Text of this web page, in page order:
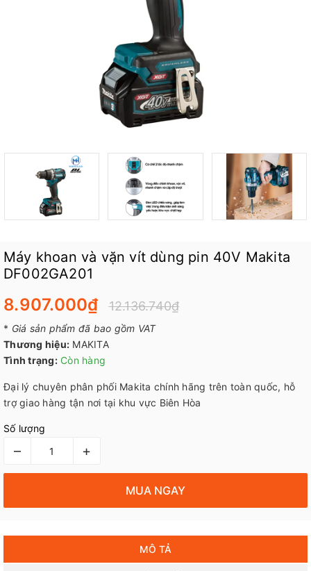
Máy khoan và vặn vít dùng pin 40V Makita
DF002GA201
8.907.000₫ 12.136.740₫
* Giá sản phẩm đã bao gồm VAT
Thương hiệu: MAKITA
Tình trạng: Còn hàng
Đại lý chuyên phân phối Makita chính hãng trên toàn quốc, hỗ
trợ giao hàng tận nơi tại khu vực Biên Hòa
Số lượng
– +
MUA NGAY
MÔ TẢ